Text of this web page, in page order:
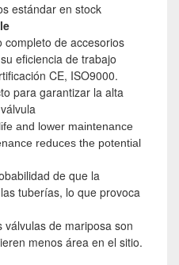
estándar en stock
completo de accesorios
eficiencia de trabajo
CE, ISO9000.
para garantizar la alta
and lower maintenance
reduces the potential
de que la
tuberías, lo que provoca
válvulas de mariposa son
menos área en el sitio.